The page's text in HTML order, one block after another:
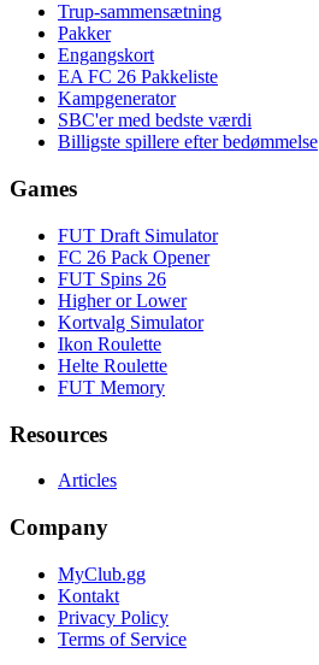
Trup-sammensætning
Pakker
Engangskort
EA FC 26 Pakkeliste
Kampgenerator
SBC'er med bedste værdi
Billigste spillere efter bedømmelse
Games
FUT Draft Simulator
FC 26 Pack Opener
FUT Spins 26
Higher or Lower
Kortvalg Simulator
Ikon Roulette
Helte Roulette
FUT Memory
Resources
Articles
Company
MyClub.gg
Kontakt
Privacy Policy
Terms of Service